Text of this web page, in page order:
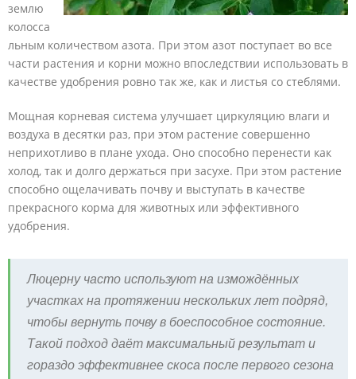
землю
колосса
льным количеством азота. При этом азот поступает во все
части растения и корни можно впоследствии использовать в
качестве удобрения ровно так же, как и листья со стеблями.
Мощная корневая система улучшает циркуляцию влаги и
воздуха в десятки раз, при этом растение совершенно
неприхотливо в плане ухода. Оно способно перенести как
холод, так и долго держаться при засухе. При этом растение
способно ощелачивать почву и выступать в качестве
прекрасного корма для животных или эффективного
удобрения.
Люцерну часто используют на измождённых
участках на протяжении нескольких лет подряд,
чтобы вернуть почву в боеспособное состояние.
Такой подход даёт максимальный результат и
гораздо эффективнее скоса после первого сезона